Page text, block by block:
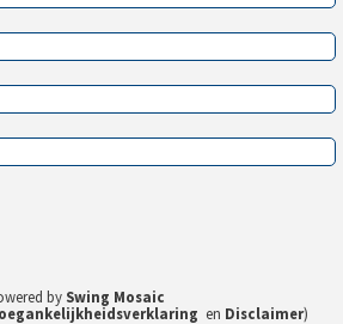
by Swing Mosaic
en Disclaimer)